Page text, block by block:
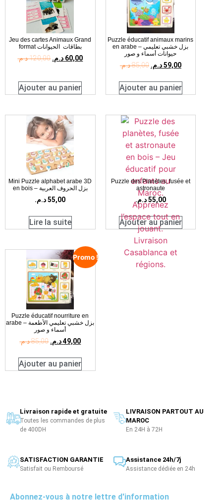
Jeu des cartes Animaux Grand
format ‏بطاقات ‏ ‏الحيوانات
120,00د.م. 60,00 د.م.
Ajouter au panier
Puzzle éducatif animaux marins
en arabe – بزل خشبي تعليمي
حيوانات أسماء و صور
85,00د.م. 59,00د.م.
Ajouter au panier
Mini Puzzle alphabet arabe 3D
en bois – بزل الحروف العربية
55,00 د.م.
Lire la suite
Puzzle des Planètes, fusée et
astronaute
55,00د.م.
Ajouter au panier
Promo !
Puzzle éducatif nourriture en
arabe – بزل خشبي تعليمي الأطعمة
أسماء و صور
85,00د.م. 49,00 د.م.
Ajouter au panier
Livraison rapide et gratuite
Toutes les commandes de plus
de 400DH
LIVRAISON PARTOUT AU
MAROC
En 24H à 72H
SATISFACTION GARANTIE
Satisfait ou Remboursé
Assistance 24h/7j
Assistance dédiée en 24h
Abonnez-vous à notre lettre d'information